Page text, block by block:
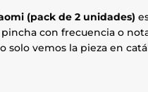
(pack de 2 unidades)
con frecuencia o
vemos la pieza en